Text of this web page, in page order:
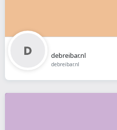
debreibar.nl
debreibar.nl